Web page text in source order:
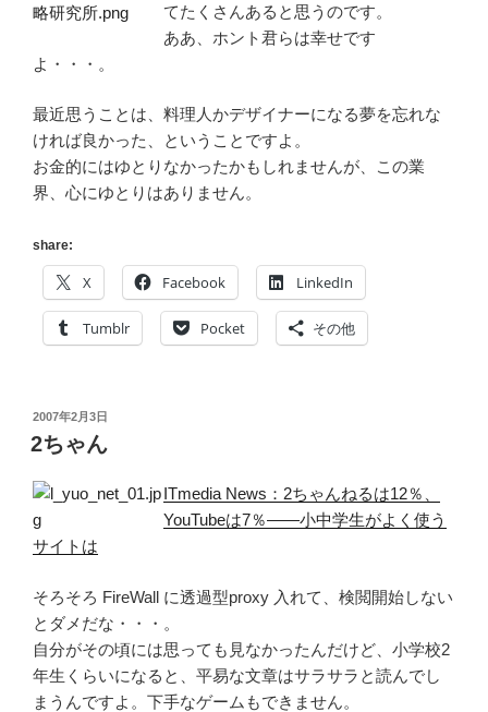
てたくさんあると思うのです。
ああ、ホント君らは幸せです
よ・・・。
最近思うことは、料理人かデザイナーになる夢を忘れな
ければ良かった、ということですよ。
お金的にはゆとりなかったかもしれませんが、この業
界、心にゆとりはありません。
share:
X Facebook LinkedIn
Tumblr Pocket その他
投
稿
日:
2007年2月3日
2ちゃん
ITmedia News：2ちゃんねるは12％、
YouTubeは7％——小中学生がよく使う
サイトは
そろそろ FireWall に透過型proxy 入れて、検閲開始しない
とダメだな・・・。
自分がその頃には思っても見なかったんだけど、小学校2
年生くらいになると、平易な文章はサラサラと読んでし
まうんですよ。下手なゲームもできません。